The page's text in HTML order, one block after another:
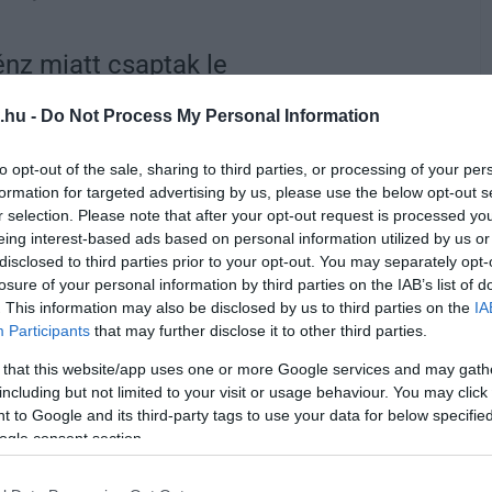
- Do Not Process My Personal Information
opt-out of the sale, sharing to third parties, or processing of your
for targeted advertising by us, please use the below opt-out
selection. Please note that after your opt-out request is processed
interest-based ads based on personal information utilized by us
to third parties prior to your opt-out. You may separately
of your personal information by third parties on the IAB’s list of
This information may also be disclosed by us to third parties on the
Participants that may further disclose it to other third parties.
that this website/app uses one or more Google services and may
but not limited to your visit or usage behaviour. You may
to Google and its third-party tags to use your data for below
consent section.
miatt csaptak le
magyar hatóságok állítottak meg egy
pénz- és aranyszállítmányt. Bár az
bejelentette a szállítmányt és annak
a mintegy 27 milliárd forint értékű
csuklyát húztak a fejükre,
az ukrán konzult sem engedték
kiutasították őket Magyarországról.
később visszaadták a tulajdonos ukrán